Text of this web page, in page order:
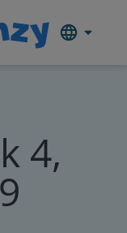
4,